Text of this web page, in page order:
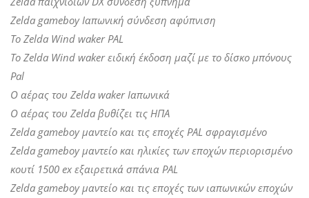
Zelda gameboy Ιαπωνική σύνδεση αφύπνιση
Το Zelda Wind waker PAL
Το Zelda Wind waker ειδική έκδοση μαζί με το δίσκο μπόνους
Pal
Ο αέρας του Zelda waker Ιαπωνικά
Ο αέρας του Zelda βυθίζει τις ΗΠΑ
Zelda gameboy μαντείο και τις εποχές PAL σφραγισμένο
Zelda gameboy μαντείο και ηλικίες των εποχών περιορισμένο
κουτί 1500 ex εξαιρετικά σπάνια PAL
Zelda gameboy μαντείο και τις εποχές των ιαπωνικών εποχών